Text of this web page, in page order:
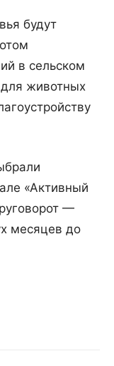
будут
в сельском
для животных
«Активный
—
месяцев до